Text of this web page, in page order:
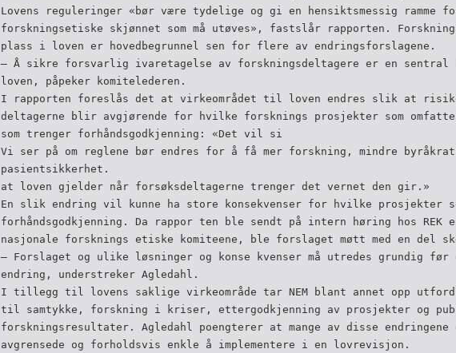
Lovens reguleringer «bør være tydelige og gi en hensiktsmessig ramme
forskningsetiske skjønnet som må utøves», fastslår rapporten.
plass i loven er hovedbegrunnel­ sen for flere av endringsforslagene.
– Å sikre forsvarlig ivaretagelse av forskningsdeltagere er en sentral
loven, påpeker komitelederen.
I rapporten foreslås det at virkeområdet til loven endres slik at
deltagerne blir avgjørende for hvilke forsknings­ prosjekter som
som trenger forhåndsgodkjenning: «Det vil si
Vi ser på om reglene bør endres for å få mer forskning, mindre
pasientsikkerhet.
at loven gjelder når forsøksdeltagerne trenger det vernet den gir.»
En slik endring vil kunne ha store konsekvenser for hvilke prosjekter
forhåndsgodkjenning. Da rappor­ ten ble sendt på intern høring hos REK­
nasjonale forsknings­ etiske komiteene, ble forslaget møtt med en del
– Forslaget og ulike løsninger og konse­ kvenser må utredes grundig
endring, understreker Agledahl.
I tillegg til lovens saklige virkeområde tar NEM blant annet opp
til samtykke, forskning i kriser, ettergodkjenning av prosjekter og
forskningsresultater. Agledahl poengterer at mange av disse endringene
avgrensede og forholdsvis enkle å implementere i en lovrevisjon.